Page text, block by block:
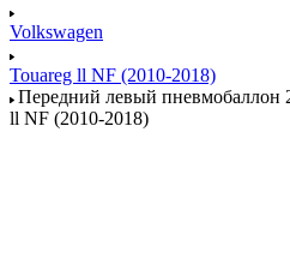
Volkswagen
Touareg ll NF (2010-2018)
Передний левый пневмобаллон
ll NF (2010-2018)